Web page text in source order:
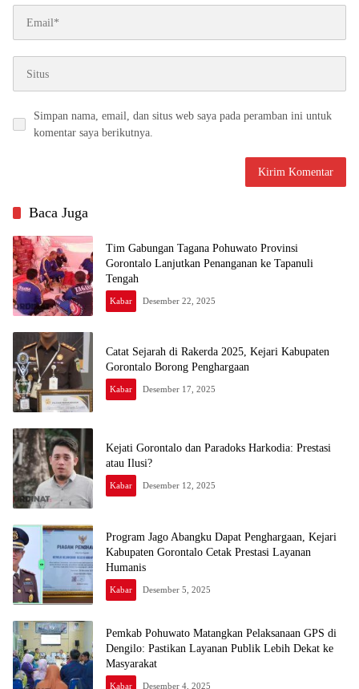
Simpan nama, email, dan situs web saya pada peramban ini untuk
komentar saya berikutnya.
Baca Juga
Tim Gabungan Tagana Pohuwato Provinsi
Gorontalo Lanjutkan Penanganan ke Tapanuli
Tengah
Kabar Desember 22, 2025
Catat Sejarah di Rakerda 2025, Kejari Kabupaten
Gorontalo Borong Penghargaan
Kabar Desember 17, 2025
Kejati Gorontalo dan Paradoks Harkodia: Prestasi
atau Ilusi?
Kabar Desember 12, 2025
Program Jago Abangku Dapat Penghargaan, Kejari
Kabupaten Gorontalo Cetak Prestasi Layanan
Humanis
Kabar Desember 5, 2025
Pemkab Pohuwato Matangkan Pelaksanaan GPS di
Dengilo: Pastikan Layanan Publik Lebih Dekat ke
Masyarakat
Kabar Desember 4, 2025